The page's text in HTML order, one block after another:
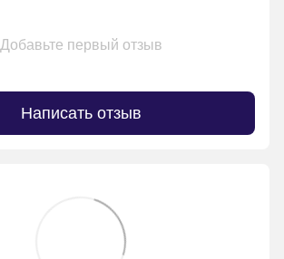
Добавьте первый отзыв
Написать отзыв